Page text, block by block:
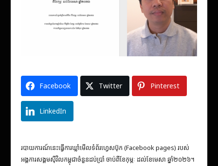
Facebook Twitter Pinterest
LinkedIn
របាយការណ៍នេះធ្វើការឃ្លាំមើលទំព័រហ្វេសប៊ុក (Facebook pages) របស់
អង្គការសង្គមស៊ីវិលកម្ពុជាចំនួនដប់ប្រាំ ចាប់ពីខែកុម្ភៈ ដល់ខែមេសា ឆ្នាំ២០២៦។